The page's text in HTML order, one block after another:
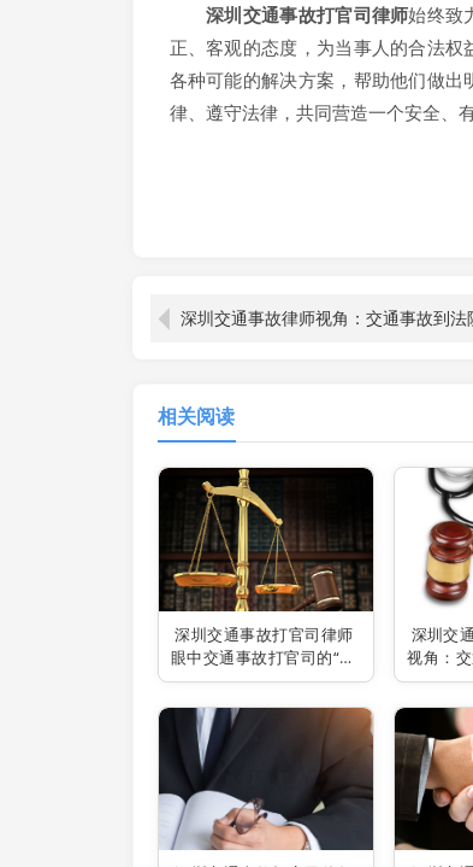
深圳交通事故打官司律师始终致
正、客观的态度，为当事人的合法
各种可能的解决方案，帮助他们做
律、遵守法律，共同营造一个安全、
相关阅读
深圳交通事故打官司律师
眼中交通事故打官司的“麻
烦”与应对
深圳交
视角：
是否值